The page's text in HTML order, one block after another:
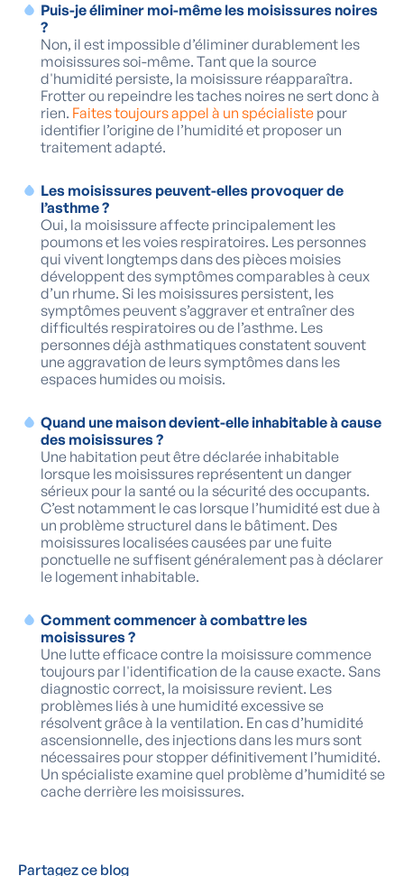
Puis-je éliminer moi-même les moisissures noires
?
Non, il est impossible d’éliminer durablement les
moisissures soi-même. Tant que la source
d'humidité persiste, la moisissure réapparaîtra.
Frotter ou repeindre les taches noires ne sert donc à
rien. Faites toujours appel à un spécialiste pour
identifier l’origine de l’humidité et proposer un
traitement adapté.
Les moisissures peuvent-elles provoquer de
l’asthme ?
Oui, la moisissure affecte principalement les
poumons et les voies respiratoires. Les personnes
qui vivent longtemps dans des pièces moisies
développent des symptômes comparables à ceux
d’un rhume. Si les moisissures persistent, les
symptômes peuvent s’aggraver et entraîner des
difficultés respiratoires ou de l’asthme. Les
personnes déjà asthmatiques constatent souvent
une aggravation de leurs symptômes dans les
espaces humides ou moisis.
Quand une maison devient-elle inhabitable à cause
des moisissures ?
Une habitation peut être déclarée inhabitable
lorsque les moisissures représentent un danger
sérieux pour la santé ou la sécurité des occupants.
C’est notamment le cas lorsque l’humidité est due à
un problème structurel dans le bâtiment. Des
moisissures localisées causées par une fuite
ponctuelle ne suffisent généralement pas à déclarer
le logement inhabitable.
Comment commencer à combattre les
moisissures ?
Une lutte efficace contre la moisissure commence
toujours par l'identification de la cause exacte. Sans
diagnostic correct, la moisissure revient. Les
problèmes liés à une humidité excessive se
résolvent grâce à la ventilation. En cas d’humidité
ascensionnelle, des injections dans les murs sont
nécessaires pour stopper définitivement l’humidité.
Un spécialiste examine quel problème d’humidité se
cache derrière les moisissures.
Partagez ce blog